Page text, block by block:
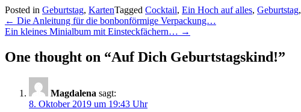
Posted in Geburtstag, KartenTagged Cocktail, Ein Hoch auf alles, Geburtstag,
Post
navigation
← Die Anleitung für die bonbonförmige Verpackung…
Ein kleines Minialbum mit Einsteckfächern… →
One thought on “Auf Dich Geburtstagskind!”
Magdalena sagt:
8. Oktober 2019 um 19:43 Uhr